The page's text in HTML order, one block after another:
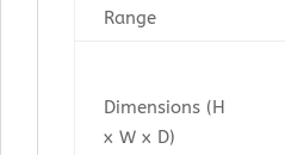
Range
Dimensions (H
x W x D)